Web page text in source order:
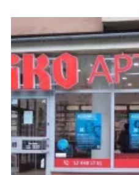
poszerzenie katalogu usług.